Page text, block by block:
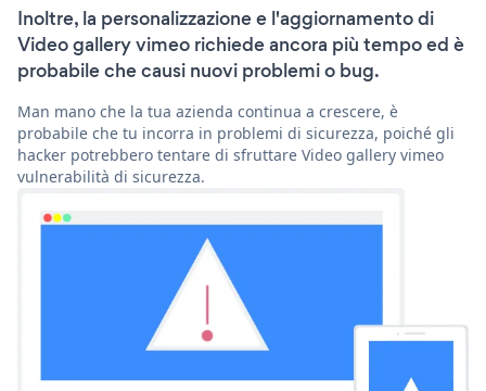
Inoltre, la personalizzazione e l'aggiornamento di
Video gallery vimeo richiede ancora più tempo ed è
probabile che causi nuovi problemi o bug.
Man mano che la tua azienda continua a crescere, è
probabile che tu incorra in problemi di sicurezza, poiché gli
hacker potrebbero tentare di sfruttare Video gallery vimeo
vulnerabilità di sicurezza.